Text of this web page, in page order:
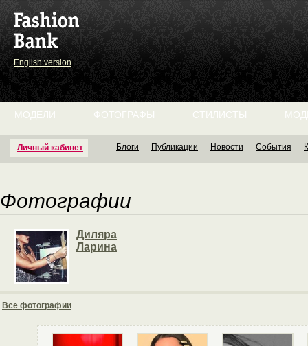
English version
Личный кабинет
МОДЕЛИ ФОТОГРАФЫ СТИЛИСТЫ
Блоги Публикации Новости События
Фотографии
Диляра
Ларина
Все фотографии